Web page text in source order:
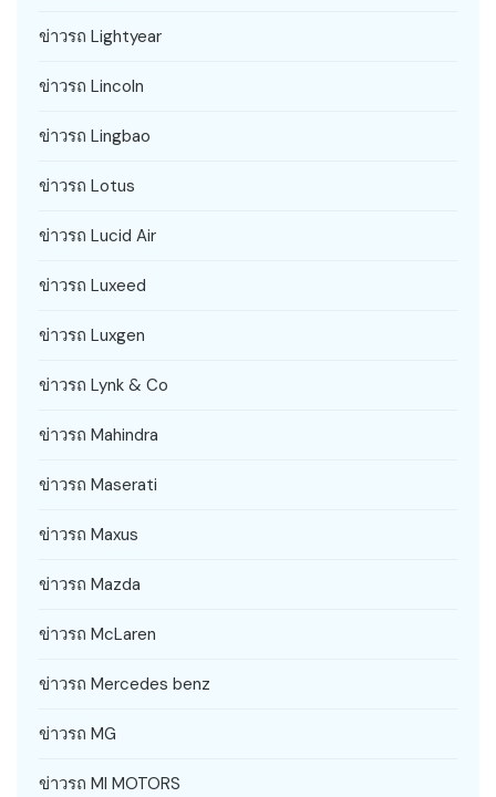
ข่าวรถ Lightyear
ข่าวรถ Lincoln
ข่าวรถ Lingbao
ข่าวรถ Lotus
ข่าวรถ Lucid Air
ข่าวรถ Luxeed
ข่าวรถ Luxgen
ข่าวรถ Lynk & Co
ข่าวรถ Mahindra
ข่าวรถ Maserati
ข่าวรถ Maxus
ข่าวรถ Mazda
ข่าวรถ McLaren
ข่าวรถ Mercedes benz
ข่าวรถ MG
ข่าวรถ MI MOTORS